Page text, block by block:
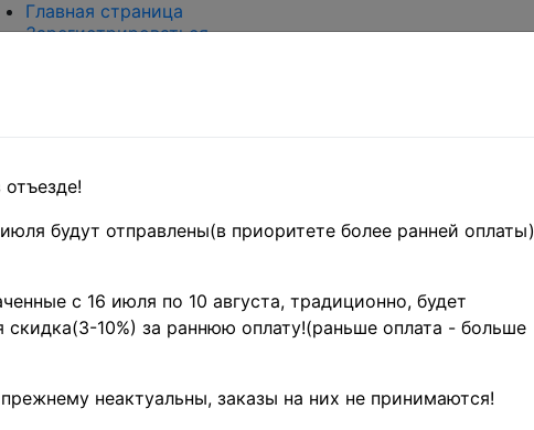
Главная страница
Зарегистрироваться
Оценка и покупка
Поиск по магазину
Главная
Аксессуары
и
Филателия
будут отправлены(в приоритете более ранней оплаты)
с 16 июля по 10 августа, традиционно, будет
скидка(3-10%) за раннюю оплату!(раньше оплата - больше
неактуальны, заказы на них не принимаются!